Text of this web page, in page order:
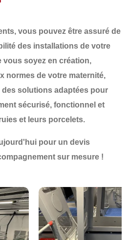
, vous pouvez être assuré de
des installations de votre
vous soyez en création,
normes de votre maternité,
solutions adaptées pour
sécurisé, fonctionnel et
et leurs porcelets.
pour un devis
sur mesure !